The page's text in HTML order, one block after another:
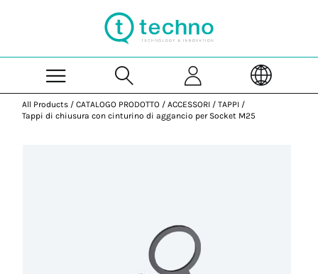
All Products / CATALOGO PRODOTTO / ACCESSORI / TAPPI /
Tappi di chiusura con cinturino di aggancio per Socket M25